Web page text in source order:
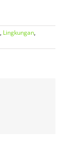
, Lingkungan,